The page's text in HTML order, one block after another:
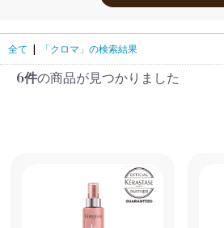
レディース
ホリスティックキ
円
30000円
全て | 「クロマ」の検索結果
6件の商品が見つかりました